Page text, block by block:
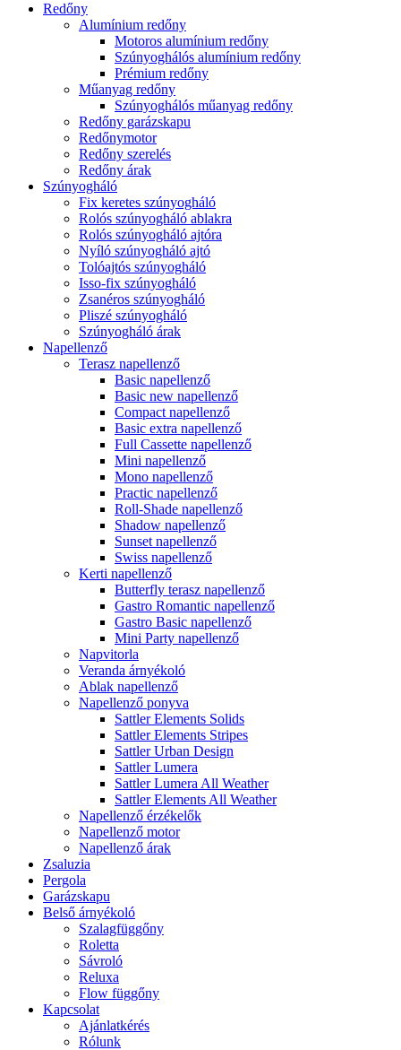
Redőny
Alumínium redőny
Motoros alumínium redőny
Szúnyoghálós alumínium redőny
Prémium redőny
Műanyag redőny
Szúnyoghálós műanyag redőny
Redőny garázskapu
Redőnymotor
Redőny szerelés
Redőny árak
Szúnyogháló
Fix keretes szúnyogháló
Rolós szúnyogháló ablakra
Rolós szúnyogháló ajtóra
Nyíló szúnyogháló ajtó
Tolóajtós szúnyogháló
Isso-fix szúnyogháló
Zsanéros szúnyogháló
Pliszé szúnyogháló
Szúnyogháló árak
Napellenző
Terasz napellenző
Basic napellenző
Basic new napellenző
Compact napellenző
Basic extra napellenző
Full Cassette napellenző
Mini napellenző
Mono napellenző
Practic napellenző
Roll-Shade napellenző
Shadow napellenző
Sunset napellenző
Swiss napellenző
Kerti napellenző
Butterfly terasz napellenző
Gastro Romantic napellenző
Gastro Basic napellenző
Mini Party napellenző
Napvitorla
Veranda árnyékoló
Ablak napellenző
Napellenző ponyva
Sattler Elements Solids
Sattler Elements Stripes
Sattler Urban Design
Sattler Lumera
Sattler Lumera All Weather
Sattler Elements All Weather
Napellenző érzékelők
Napellenző motor
Napellenző árak
Zsaluzia
Pergola
Garázskapu
Belső árnyékoló
Szalagfüggőny
Roletta
Sávroló
Reluxa
Flow függőny
Kapcsolat
Ajánlatkérés
Rólunk